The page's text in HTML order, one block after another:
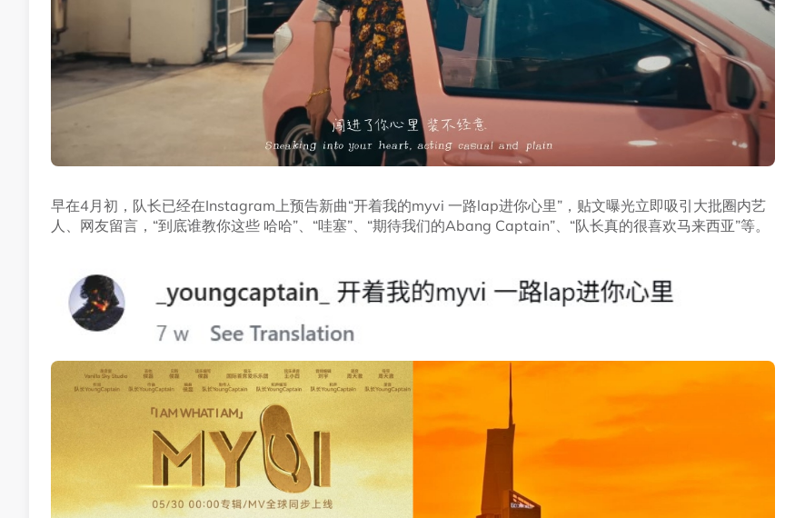
早在4月初，队长已经在Instagram上预告新曲“开着我的myvi 一路lap进你心里”，贴文曝光立即吸引大批圈内艺
人、网友留言，“到底谁教你这些 哈哈”、“哇塞”、“期待我们的Abang Captain”、“队长真的很喜欢马来西亚”等。